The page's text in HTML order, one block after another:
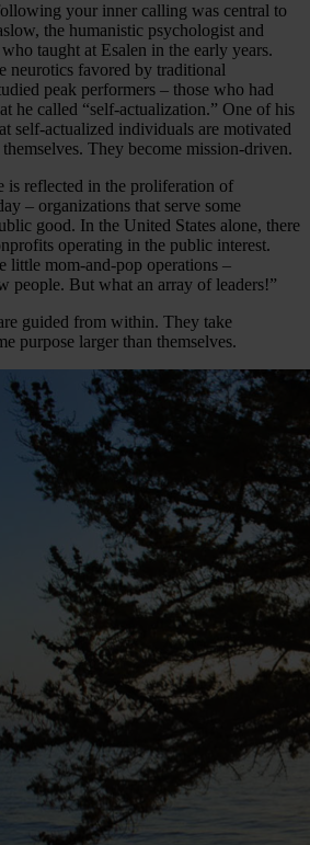
your inner calling was central to
the humanistic psychologist and
taught at Esalen in the early years.
neurotics favored by traditional
peak performers – those who had
he called “self-actualization.” One of his
self-actualized individuals are motivated
They become mission-driven.
is reflected in the proliferation of
– organizations that serve some
good. In the United States alone, there
operating in the public interest.
little mom-and-pop operations –
people. But what an array of leaders!”
guided from within. They take
purpose larger than themselves.